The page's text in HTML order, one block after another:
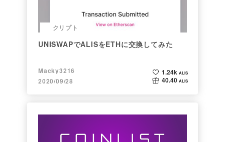
クリプト
UNISWAPでALISをETHに交換してみた
Macky3216
2020/09/28
1.24k ALIS
40.40 ALIS